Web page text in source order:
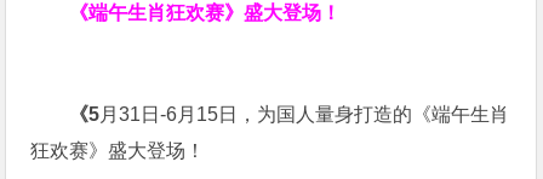
《端午生肖狂欢赛》盛大登场！
《5月31日-6月15日，为国人量身打造的《端午生肖
狂欢赛》盛大登场！